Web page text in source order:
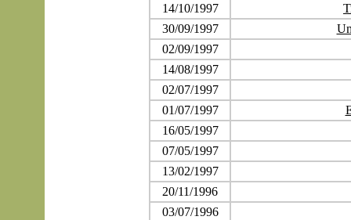
14/10/1997
30/09/1997
02/09/1997
14/08/1997
02/07/1997
01/07/1997
16/05/1997
07/05/1997
13/02/1997
20/11/1996
03/07/1996